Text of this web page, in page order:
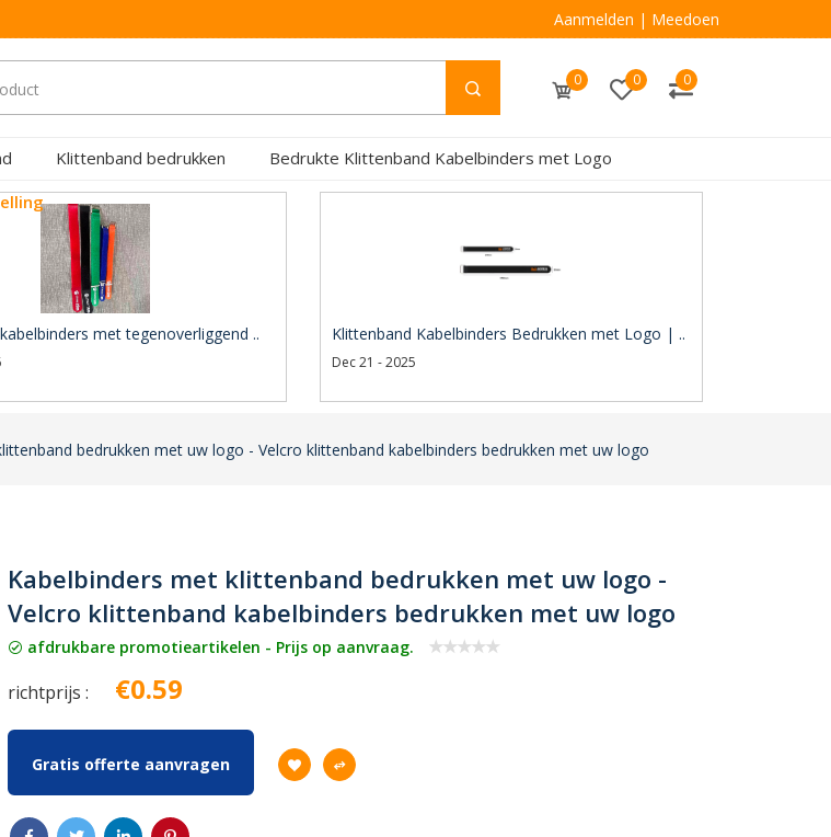
Aanmelden | Meedoen
0 0 0
Klittenband bedrukken
Bedrukte Klittenband Kabelbinders met Logo
met tegenoverliggend .. Klittenband Kabelbinders Bedrukken met Logo | ..
Dec 21 - 2025
bedrukken met uw logo - Velcro klittenband kabelbinders bedrukken met uw logo
Kabelbinders met klittenband bedrukken met uw logo -
Velcro klittenband kabelbinders bedrukken met uw logo
afdrukbare promotieartikelen - Prijs op aanvraag.
richtprijs : €0.59
Gratis offerte aanvragen